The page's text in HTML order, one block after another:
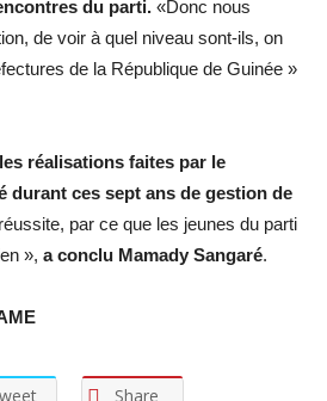
du parti. «Donc nous
de voir à quel niveau sont-ils, on
de la République de Guinée »
réalisations faites par le
durant ces sept ans de gestion de
par ce que les jeunes du parti
», a conclu Mamady Sangaré.
Share